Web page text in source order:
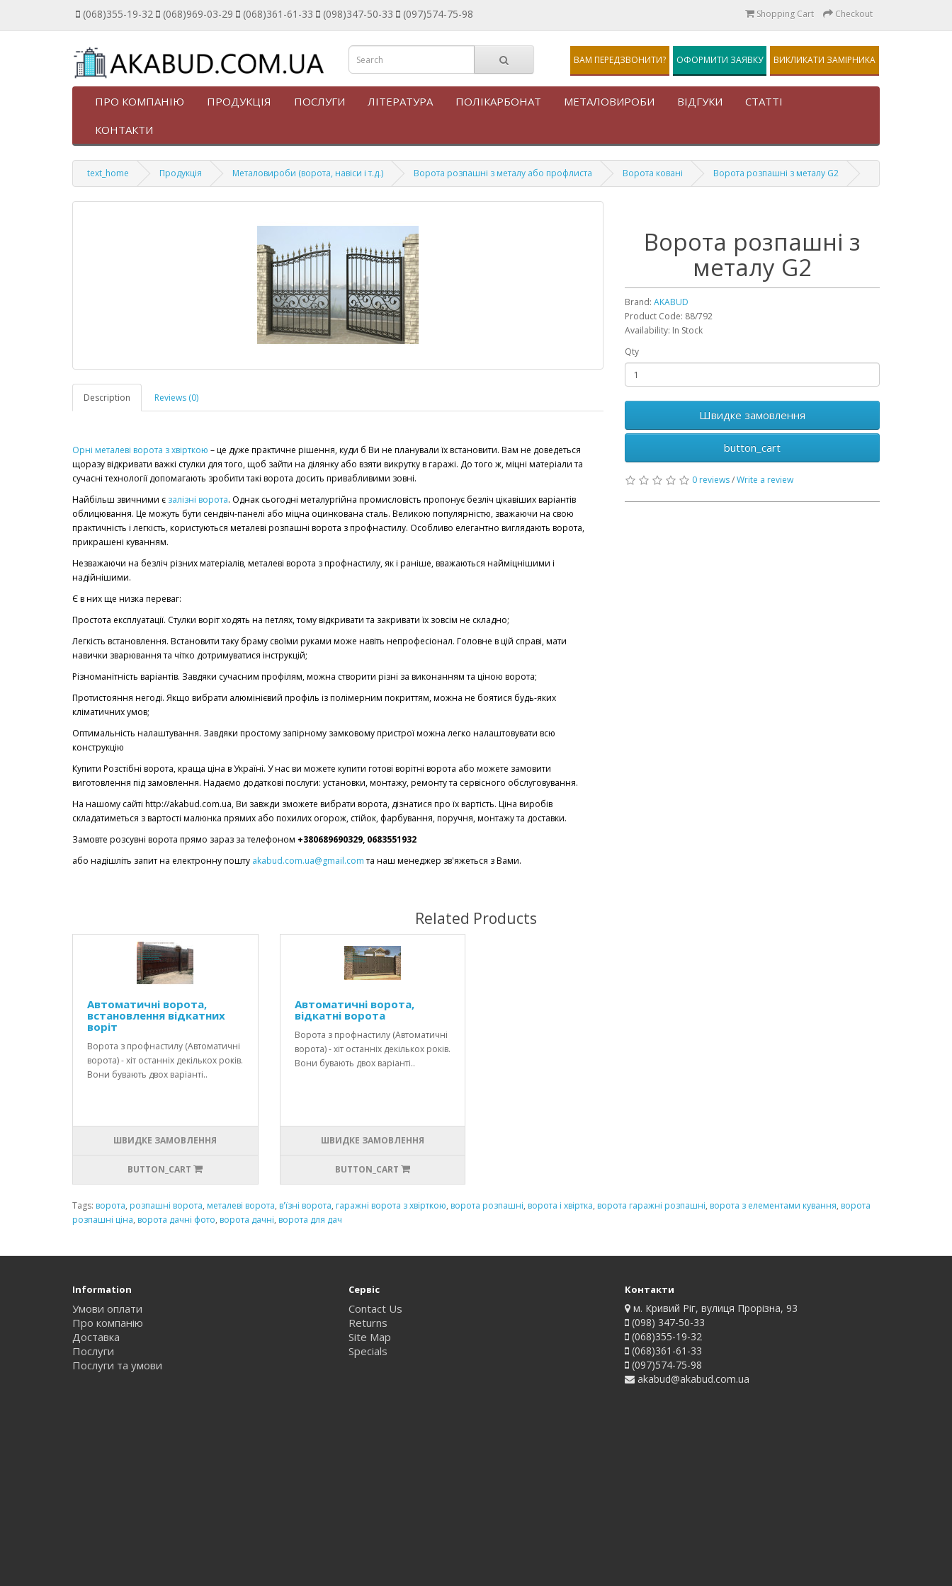
(068)355-19-32 (068)969-03-29 (068)361-61-33 (098)347-50-33 (097)574-75-98 Shopping Cart Checkout
ВАМ ПЕРЕДЗВОНИТИ? ОФОРМИТИ ЗАЯВКУ ВИКЛИКАТИ ЗАМІРНИКА
ПРО КОМПАНІЮ ПРОДУКЦІЯ ПОСЛУГИ ЛІТЕРАТУРА ПОЛІКАРБОНАТ МЕТАЛОВИРОБИ ВІДГУКИ
СТАТТІ
КОНТАКТИ
text_home Продукція Металовироби (ворота, навіси і т.д.) Ворота розпашні з металу або профлиста Ворота ковані Ворота розпашні з металу G2
Description Reviews (0)
Орні металеві ворота з хвірткою – це дуже практичне рішення, куди б Ви не планували їх встановити. Вам не доведеться
щоразу відкривати важкі стулки для того, щоб зайти на ділянку або взяти викрутку в гаражі. До того ж, міцні матеріали та
сучасні технології допомагають зробити такі ворота досить привабливими зовні.
Найбільш звичними є залізні ворота. Однак сьогодні металургійна промисловість пропонує безліч цікавіших варіантів
облицювання. Це можуть бути сендвіч-панелі або міцна оцинкована сталь. Великою популярністю, зважаючи на свою
практичність і легкість, користуються металеві розпашні ворота з профнастилу. Особливо елегантно виглядають ворота,
прикрашені куванням.
Незважаючи на безліч різних матеріалів, металеві ворота з профнастилу, як і раніше, вважаються найміцнішими і
надійнішими.
Є в них ще низка переваг:
Простота експлуатації. Стулки воріт ходять на петлях, тому відкривати та закривати їх зовсім не складно;
Легкість встановлення. Встановити таку браму своїми руками може навіть непрофесіонал. Головне в цій справі, мати
навички зварювання та чітко дотримуватися інструкцій;
Різноманітність варіантів. Завдяки сучасним профілям, можна створити різні за виконанням та ціною ворота;
Протистояння негоді. Якщо вибрати алюмінієвий профіль із полімерним покриттям, можна не боятися будь-яких
кліматичних умов;
Оптимальність налаштування. Завдяки простому запірному замковому пристрої можна легко налаштовувати всю
конструкцію
Купити Розстібні ворота, краща ціна в Україні. У нас ви можете купити готові ворітні ворота або можете замовити
виготовлення під замовлення. Надаємо додаткові послуги: установки, монтажу, ремонту та сервісного обслуговування.
На нашому сайті http://akabud.com.ua, Ви завжди зможете вибрати ворота, дізнатися про їх вартість. Ціна виробів
складатиметься з вартості малюнка прямих або похилих огорож, стійок, фарбування, поручня, монтажу та доставки.
Замовте розсувні ворота прямо зараз за телефоном +380689690329, 0683551932
або надішліть запит на електронну пошту akabud.com.ua@gmail.comта наш менеджер зв'яжеться з Вами.
Ворота розпашні з
металу G2
Brand: AKABUD
Product Code: 88/792
Availability: In Stock
Qty
Швидке замовлення
button_cart
0 reviews/Write a review
Related Products
Автоматичні ворота,
встановлення відкатних
воріт
Ворота з профнастилу (Автоматичні
ворота) - хіт останніх декількох років.
Вони бувають двох варіанті..
ШВИДКЕ ЗАМОВЛЕННЯ
BUTTON_CART
Автоматичні ворота,
відкатні ворота
Ворота з профнастилу (Автоматичні
ворота) - хіт останніх декількох років.
Вони бувають двох варіанті..
ШВИДКЕ ЗАМОВЛЕННЯ
BUTTON_CART
Tags: ворота, розпашні ворота, металеві ворота, в'їзні ворота, гаражні ворота з хвірткою, ворота розпашні, ворота і хвіртка, ворота гаражні розпашні, ворота з елементами кування, ворота
розпашні ціна, ворота дачні фото, ворота дачні, ворота для дач
Information
Умови оплати
Про компанію
Доставка
Послуги
Послуги та умови
Сервіс
Contact Us
Returns
Site Map
Specials
Контакти
м. Кривий Ріг, вулиця Прорізна, 93
(098) 347-50-33
(068)355-19-32
(068)361-61-33
(097)574-75-98
akabud@akabud.com.ua